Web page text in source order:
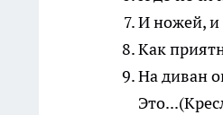
И ножей, и
Как
На диван